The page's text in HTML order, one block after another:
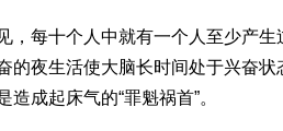
，每十个人中就有一个人至少产
的夜生活使大脑长时间处于兴奋
成起床气的“罪魁祸首”。